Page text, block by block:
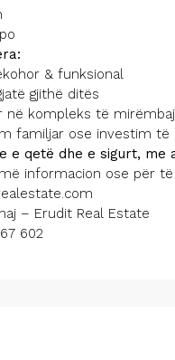
& funksional
gjithë ditës
në kompleks të
familjar ose investim të
e qetë dhe e sigurt,
informacion ose për
– Erudit Real Estate
602